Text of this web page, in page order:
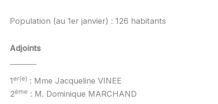
Population (au 1er janvier) : 126 habitants
Adjoints
1 er(e) : Mme Jacqueline VINEE
2ème : M. Dominique MARCHAND